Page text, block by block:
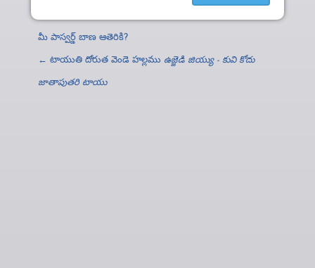
మీ పాస్వర్డ్‌ బాణ ఆతెరికి?
← టాయుతి దోరుత వెండె హల్లము ఉజ్జెడి జియ్యు - కువి కోదు
జాతాపుతరి టాయు